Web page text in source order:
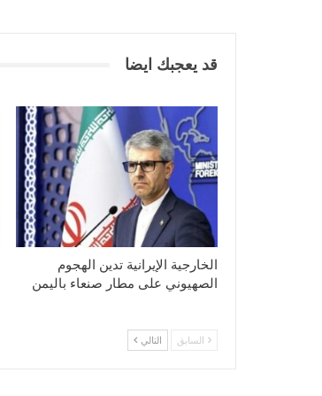
قد يعجبك ايضا
الخارجية الإيرانية تدين الهجوم
الصهيوني على مطار صنعاء باليمن
السابق التالي